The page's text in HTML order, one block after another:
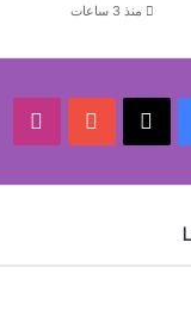
منذ 3 ساعات
‫X
‫YouTube